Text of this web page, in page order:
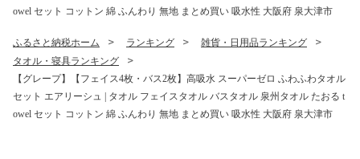
owel セット コットン 綿 ふんわり 無地 まとめ買い 吸水性 大阪府 泉大津市
ふるさと納税ホーム ランキング
雑貨・日用品ランキング
タオル・寝具ランキング
【グレープ】【フェイス4枚・バス2枚】高吸水 スーパーゼロ ふわふわタオル
セット エアリーシュ | タオル フェイスタオル バスタオル 泉州タオル たおる t
owel セット コットン 綿 ふんわり 無地 まとめ買い 吸水性 大阪府 泉大津市